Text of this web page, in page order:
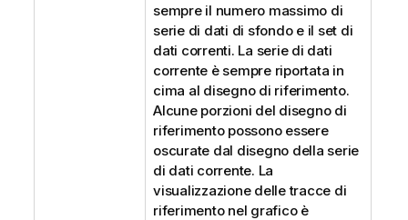
sempre il numero massimo di
serie di dati di sfondo e il set di
dati correnti. La serie di dati
corrente è sempre riportata in
cima al disegno di riferimento.
Alcune porzioni del disegno di
riferimento possono essere
oscurate dal disegno della serie
di dati corrente. La
visualizzazione delle tracce di
riferimento nel grafico è